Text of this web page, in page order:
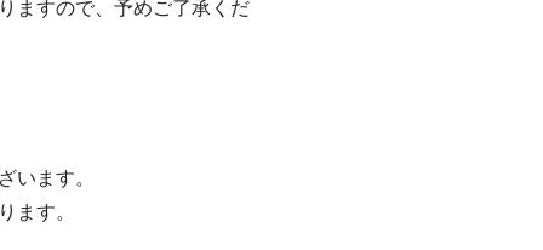
ますので、予めご了承くだ
ます。
す。